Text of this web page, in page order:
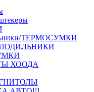
ТЕРМОСУМКИ
ХООДА